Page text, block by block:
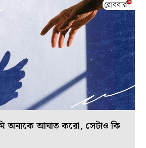
অন্যকে আঘাত করো, সেটাও কি